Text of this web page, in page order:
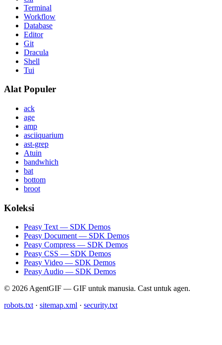
Terminal
Workflow
Database
Editor
Git
Dracula
Shell
Tui
Alat Populer
ack
age
amp
asciiquarium
ast-grep
Atuin
bandwhich
bat
bottom
broot
Koleksi
Peasy Text — SDK Demos
Peasy Document — SDK Demos
Peasy Compress — SDK Demos
Peasy CSS — SDK Demos
Peasy Video — SDK Demos
Peasy Audio — SDK Demos
© 2026 AgentGIF — GIF untuk manusia. Cast untuk agen.
robots.txt · sitemap.xml · security.txt